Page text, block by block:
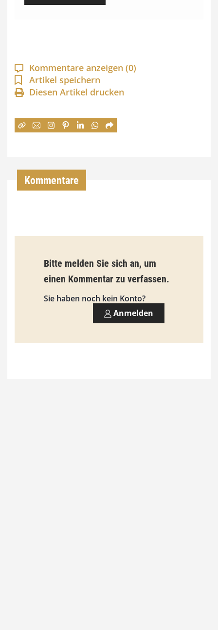
p
a
n
n
:
€
i
s
9
0
Kommentare anzeigen (0)
Artikel speichern
Diesen Artikel drucken
Kommentare
Bitte melden Sie sich an, um
einen Kommentar zu verfassen.
Sie haben noch kein Konto?
Anmelden